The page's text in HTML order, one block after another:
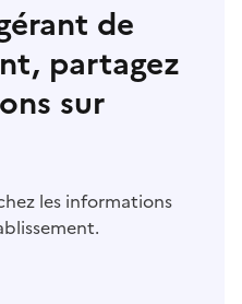
de
partagez
sur
les informations